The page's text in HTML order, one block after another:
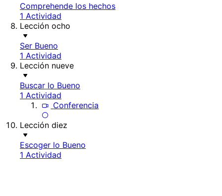
Comprehende los hechos
1 Actividad
Lección ocho
Ser Bueno
1 Actividad
Lección nueve
Buscar lo Bueno
1 Actividad
Conferencia
Lección diez
Escoger lo Bueno
1 Actividad